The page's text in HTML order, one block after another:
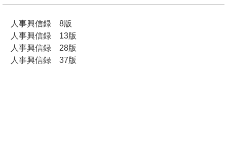
人事興信録 8版
人事興信録 13版
人事興信録 28版
人事興信録 37版